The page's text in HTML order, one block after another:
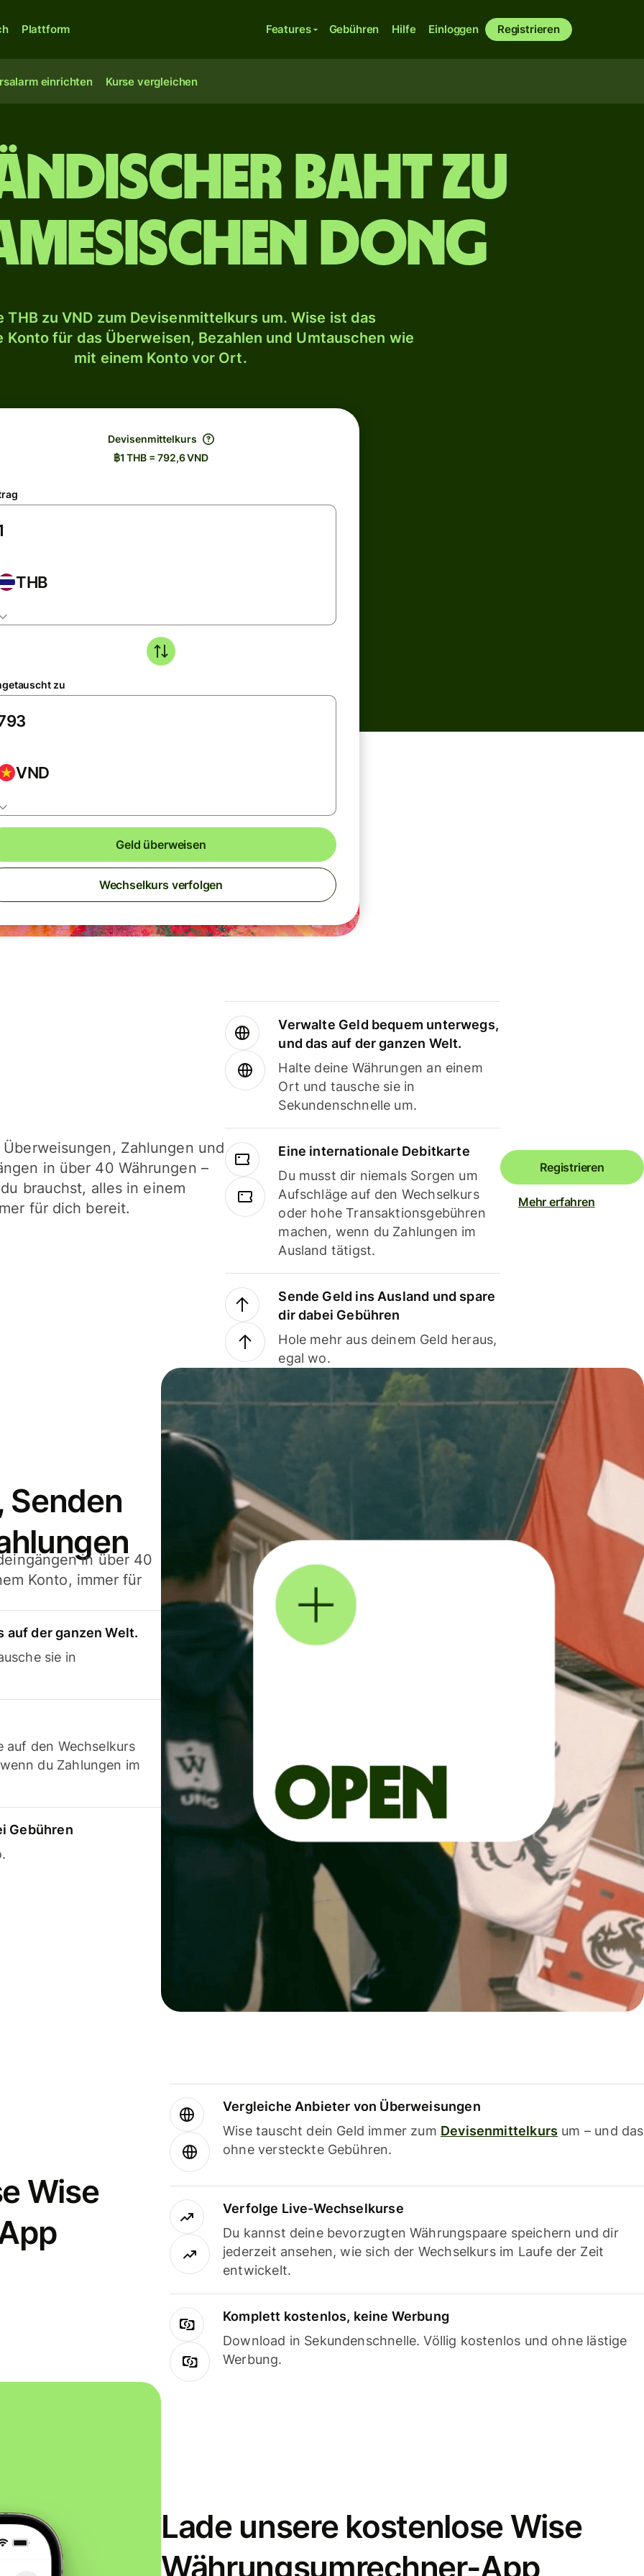
Plattform Features Gebühren Hilfe Einloggen Registrieren
einrichten Kurse vergleichen
Baht zu
Dong
THB zu VND zum Devisenmittelkurs um. Wise ist das
Konto für das Überweisen, Bezahlen und Umtauschen wie
mit einem Konto vor Ort.
Devisenmittelkurs
฿1 THB = 792,6 VND
THB
zu
VND
Geld überweisen
Wechselkurs verfolgen
Zahlungen und
in über 40 Währungen –
brauchst, alles in einem
für dich bereit.
Verwalte Geld bequem unterwegs,
und das auf der ganzen Welt.
Halte deine Währungen an einem
Ort und tausche sie in
Sekundenschnelle um.
Eine internationale Debitkarte
Du musst dir niemals Sorgen um
Aufschläge auf den Wechselkurs
oder hohe Transaktionsgebühren
machen, wenn du Zahlungen im
Ausland tätigst.
Sende Geld ins Ausland und spare
dir dabei Gebühren
Hole mehr aus deinem Geld heraus,
egal wo.
Registrieren
Mehr erfahren
Senden
in über 40
Konto, immer für
auf der ganzen Welt.
sie in
auf den Wechselkurs
du Zahlungen im
Gebühren
Wise
Vergleiche Anbieter von Überweisungen
Wise tauscht dein Geld immer zum Devisenmittelkurs um – und das
ohne versteckte Gebühren.
Verfolge Live-Wechselkurse
Du kannst deine bevorzugten Währungspaare speichern und dir
jederzeit ansehen, wie sich der Wechselkurs im Laufe der Zeit
entwickelt.
Komplett kostenlos, keine Werbung
Download in Sekundenschnelle. Völlig kostenlos und ohne lästige
Werbung.
Lade unsere kostenlose Wise
Währungsumrechner-App